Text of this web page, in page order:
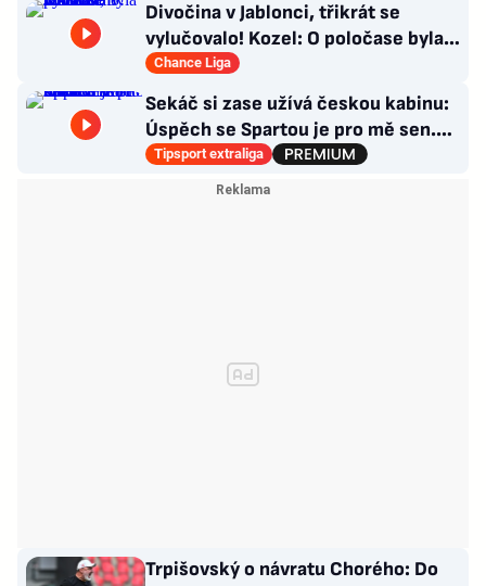
Divočina v Jablonci, třikrát se
vylučovalo! Kozel: O poločase byla v
kabině bouřka
Chance Liga
Sekáč si zase užívá českou kabinu:
Úspěch se Spartou je pro mě sen.
Divoká léta ho stála NHL
Tipsport extraliga
Trpišovský o návratu Chorého: Do